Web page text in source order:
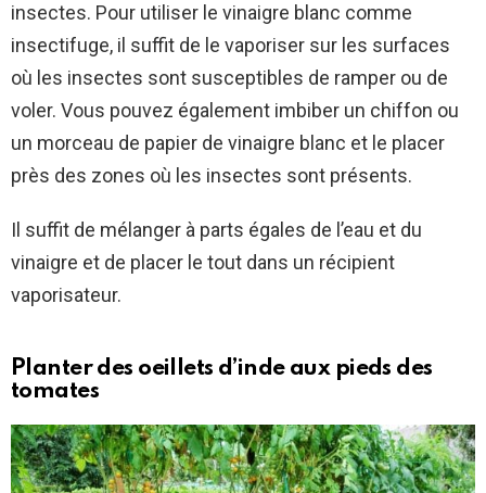
insectes. Pour utiliser le vinaigre blanc comme
insectifuge, il suffit de le vaporiser sur les surfaces
où les insectes sont susceptibles de ramper ou de
voler. Vous pouvez également imbiber un chiffon ou
un morceau de papier de vinaigre blanc et le placer
près des zones où les insectes sont présents.
Il suffit de mélanger à parts égales de l’eau et du
vinaigre et de placer le tout dans un récipient
vaporisateur.
Planter des oeillets d’inde aux pieds des
tomates